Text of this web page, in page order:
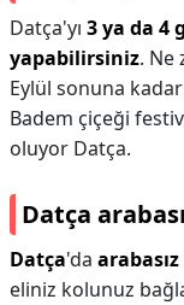
Datça'yı 3 ya da 4
yapabilirsiniz. Ne
Eylül sonuna
Badem çiçeği
oluyor Datça.
Datça
Datça'da arabasız
eliniz kolunuz